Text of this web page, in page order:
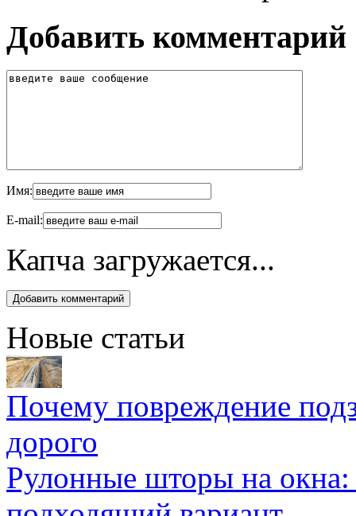
Добавить комментарий
Имя:
E-mail:
Капча загружается...
Новые статьи
Почему повреждение
дорого
Рулонные шторы на